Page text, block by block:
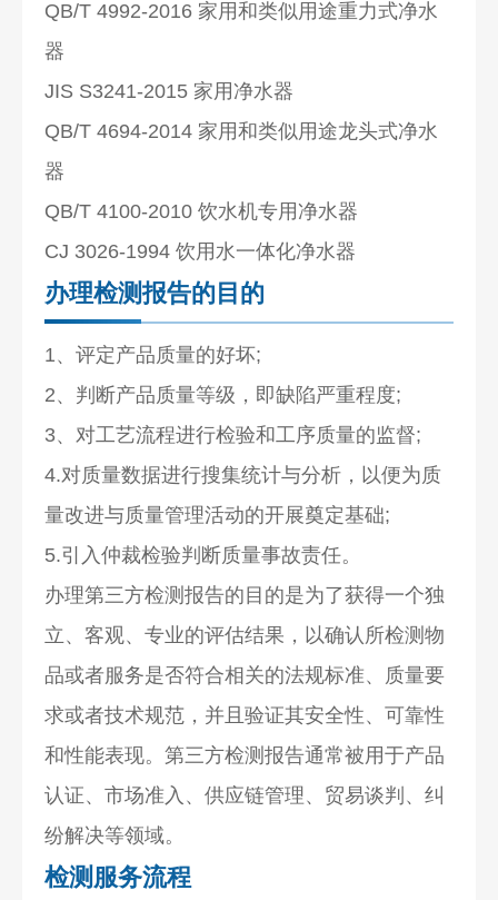
QB/T 4992-2016 家用和类似用途重力式净水
器
JIS S3241-2015 家用净水器
QB/T 4694-2014 家用和类似用途龙头式净水
器
QB/T 4100-2010 饮水机专用净水器
CJ 3026-1994 饮用水一体化净水器
办理检测报告的目的
1、评定产品质量的好坏;
2、判断产品质量等级，即缺陷严重程度;
3、对工艺流程进行检验和工序质量的监督;
4.对质量数据进行搜集统计与分析，以便为质
量改进与质量管理活动的开展奠定基础;
5.引入仲裁检验判断质量事故责任。
办理第三方检测报告的目的是为了获得一个独
立、客观、专业的评估结果，以确认所检测物
品或者服务是否符合相关的法规标准、质量要
求或者技术规范，并且验证其安全性、可靠性
和性能表现。第三方检测报告通常被用于产品
认证、市场准入、供应链管理、贸易谈判、纠
纷解决等领域。
检测服务流程